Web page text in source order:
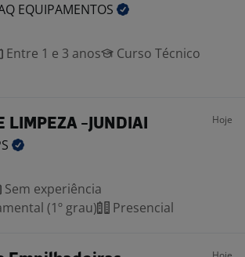
EQUIPAMENTOS
Entre 1 e 3 anos
Curso Técnico
LIMPEZA -JUNDIAI Hoje
Sem experiência
(1º grau)
Presencial